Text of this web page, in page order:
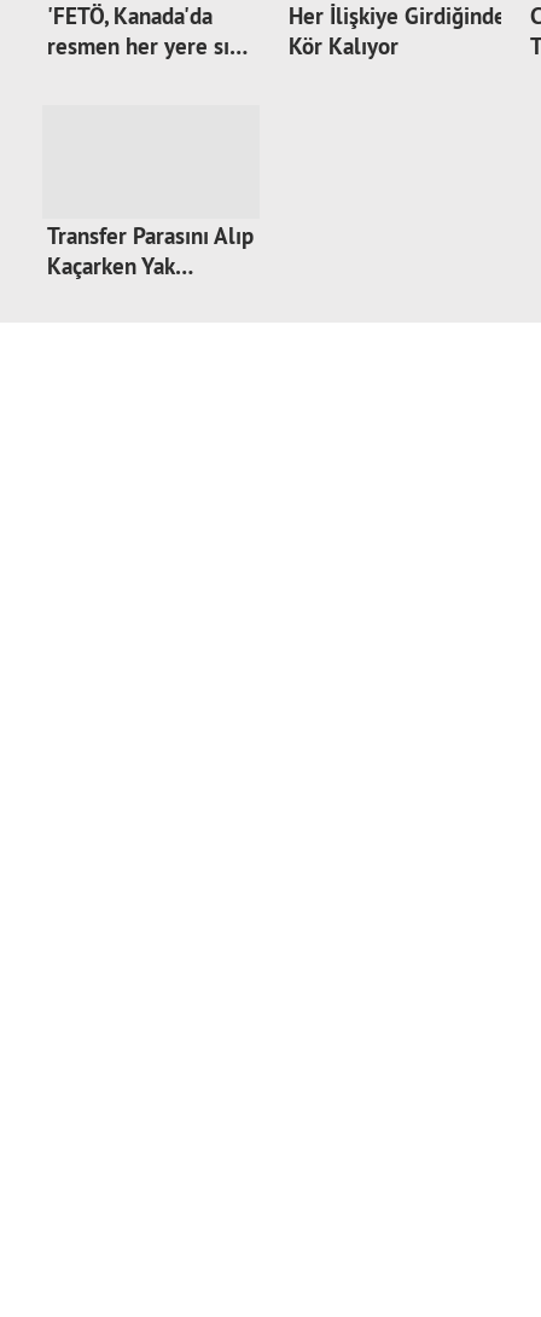
'FETÖ, Kanada'da
resmen her yere sı…
Her İlişkiye Girdiğinde
Kör Kalıyor
Transfer Parasını Alıp
Kaçarken Yak…